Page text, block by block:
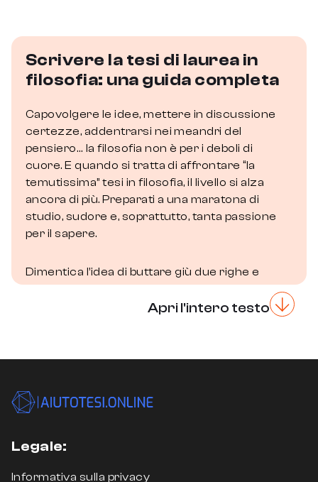
Scrivere la tesi di laurea in
filosofia: una guida completa
Capovolgere le idee, mettere in discussione
certezze, addentrarsi nei meandri del
pensiero… la filosofia non è per i deboli di
cuore. E quando si tratta di affrontare “la
temutissima”tesi in filosofia, il livello si alza
ancora di più. Preparati a una maratona di
studio, sudore e, soprattutto, tanta passione
per il sapere.
Dimentica l’idea di buttare giù due righe e
tirare a campare. In filosofia, il rigore è tutto.
Serve un lavoro strutturato, solido come una
spazio per le incertezze, qui si ragiona con il
La scelta del tema? Un bivio cruciale. Deve
argomento che ti tenga incollati alla sedia
Apri l'intero testo
Legale:
Informativa sulla privacy